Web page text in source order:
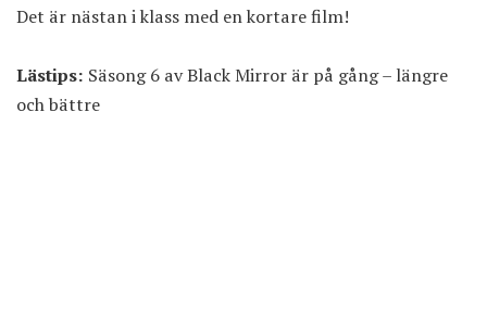
Det är nästan i klass med en kortare film!
Lästips: Säsong 6 av Black Mirror är på gång – längre
och bättre